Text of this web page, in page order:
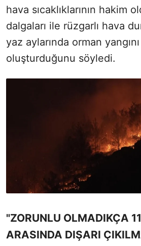
hava sıcaklıklarının hakim
dalgaları ile rüzgarlı hava
yaz aylarında orman
oluşturduğunu söyledi.
"ZORUNLU OLMADIKÇA
ARASINDA DIŞARI